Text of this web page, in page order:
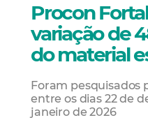
Procon
variação de
do material
Foram pesquisados
entre os dias 22 de
janeiro de 2026